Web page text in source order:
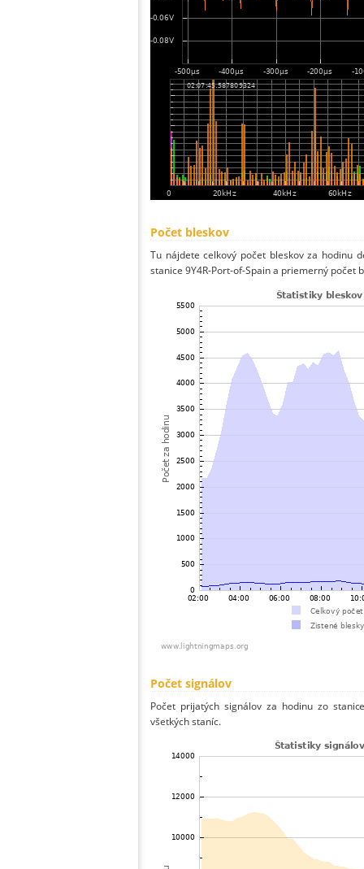
Počet bleskov
Tu nájdete celkový počet bleskov za hodinu
stanice 9Y4R-Port-of-Spain a priemerný počet
Počet signálov
Počet prijatých signálov za hodinu zo
všetkých staníc.